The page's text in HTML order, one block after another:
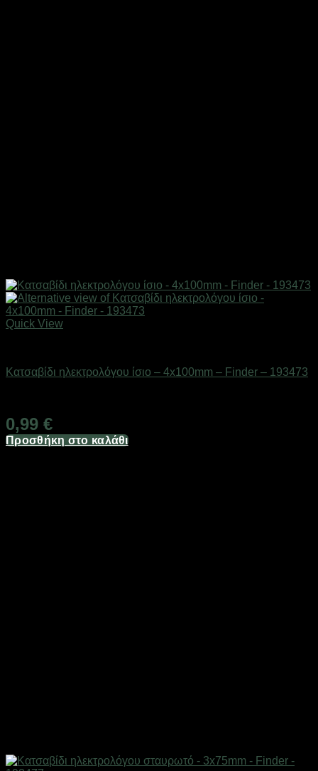
Quick View
Κατσαβίδι ηλεκτρολόγου ίσιο – 4x100mm – Finder – 193473
0,99 €
Προσθήκη στο καλάθι